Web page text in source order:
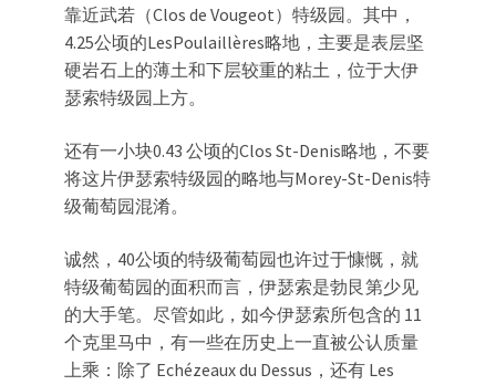
靠近武若（Clos de Vougeot）特级园。其中，
4.25公顷的LesPoulaillères略地，主要是表层坚
硬岩石上的薄土和下层较重的粘土，位于大伊
瑟索特级园上方。
还有一小块0.43 公顷的Clos St-Denis略地，不要
将这片伊瑟索特级园的略地与Morey-St-Denis特
级葡萄园混淆。
诚然，40公顷的特级葡萄园也许过于慷慨，就
特级葡萄园的面积而言，伊瑟索是勃艮第少见
的大手笔。尽管如此，如今伊瑟索所包含的 11
个克里马中，有一些在历史上一直被公认质量
上乘：除了 Echézeaux du Dessus，还有 Les